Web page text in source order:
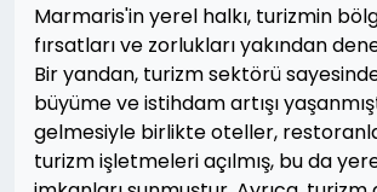
Marmaris'in yerel halkı, turizmin
fırsatları ve zorlukları yakından
Bir yandan, turizm sektörü
büyüme ve istihdam artışı
gelmesiyle birlikte oteller,
turizm işletmeleri açılmış, bu da